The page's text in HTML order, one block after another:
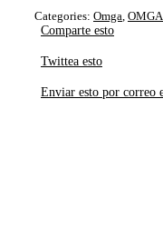
Categories: Omga
Comparte esto
Twittea esto
Enviar esto por correo